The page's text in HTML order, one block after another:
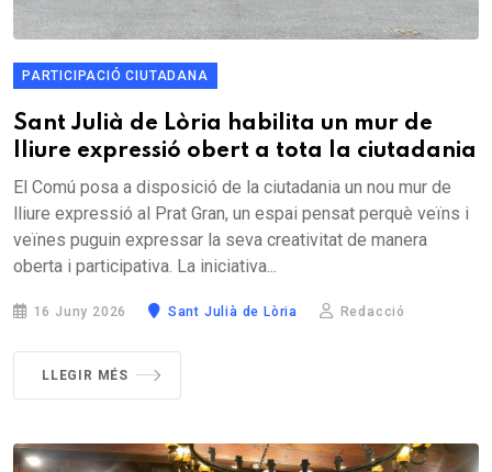
PARTICIPACIÓ CIUTADANA
Sant Julià de Lòria habilita un mur de
lliure expressió obert a tota la ciutadania
El Comú posa a disposició de la ciutadania un nou mur de
lliure expressió al Prat Gran, un espai pensat perquè veïns i
veïnes puguin expressar la seva creativitat de manera
oberta i participativa. La iniciativa...
16 Juny 2026 Sant Julià de Lòria Redacció
LLEGIR MÉS